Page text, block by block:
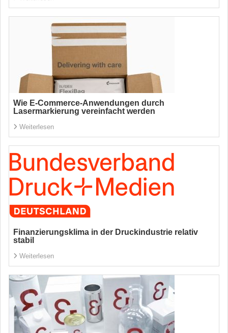
Wie E-Commerce-Anwendungen durch
Lasermarkierung vereinfacht werden
Weiterlesen
Finanzierungsklima in der Druckindustrie relativ
stabil
Weiterlesen